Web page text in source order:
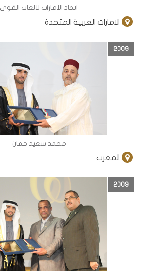
اتحاد الامارات لالعاب القوى
الامارات العربية المتحدة
2009
محمد سعيد حمان
المغرب
2009